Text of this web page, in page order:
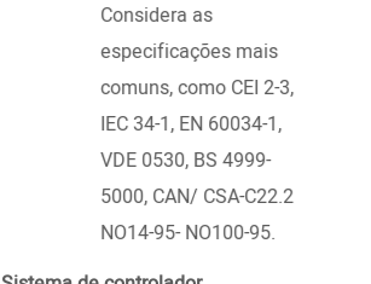
Considera as
especificações mais
comuns, como CEI 2-3,
IEC 34-1, EN 60034-1,
VDE 0530, BS 4999-
5000, CAN/ CSA-C22.2
NO14-95- NO100-95.